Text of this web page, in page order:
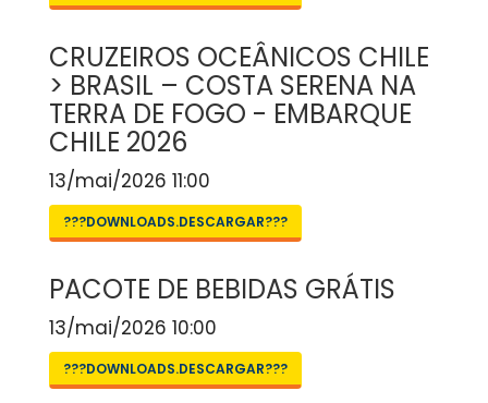
CRUZEIROS OCEÂNICOS CHILE
> BRASIL – COSTA SERENA NA
TERRA DE FOGO - EMBARQUE
CHILE 2026
13/mai/2026 11:00
???DOWNLOADS.DESCARGAR???
PACOTE DE BEBIDAS GRÁTIS
13/mai/2026 10:00
???DOWNLOADS.DESCARGAR???